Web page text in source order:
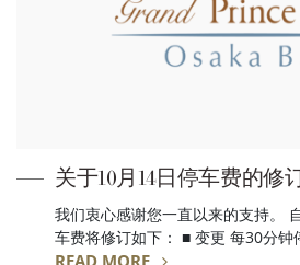
关于10月14日停车费的修
我们衷心感谢您一直以来的支持。
车费将修订如下： ■ 变更 每30分